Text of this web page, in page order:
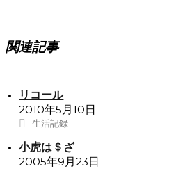
関連記事
リコール
2010年5月10日
生活記録
小虎は＄ざ
2005年9月23日